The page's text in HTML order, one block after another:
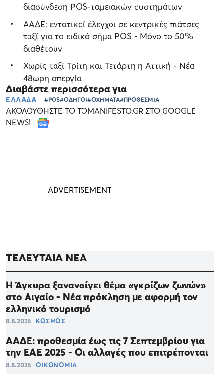
διασύνδεση POS-ταμειακών συστημάτων
ΑΑΔΕ: εντατικοί έλεγχοι σε κεντρικές πιάτσες
ταξί για το ειδικό σήμα POS - Μόνο το 50%
διαθέτουν
Χωρίς ταξί Τρίτη και Τετάρτη η Αττική - Νέα
48ωρη απεργία
Διαβάστε περισσότερα για
ΕΛΛΑΔΑ #POS#ΟΔΗΓΟΙ#ΟΧΗΜΑΤΑ#ΠΡΟΘΕΣΜΙΑ
ΑΚΟΛΟΥΘΗΣΤΕ ΤΟ TOMANIFESTO.GR ΣΤΟ GOOGLE
NEWS!
ΤΕΛΕΥΤΑΙΑ ΝΕΑ
Η Άγκυρα ξανανοίγει θέμα «γκρίζων ζωνών»
στο Αιγαίο - Νέα πρόκληση με αφορμή τον
ελληνικό τουρισμό
8.8.2026 ΚΟΣΜΟΣ
ΑΑΔΕ: προθεσμία έως τις 7 Σεπτεμβρίου για
την ΕΑΕ 2025 - Οι αλλαγές που επιτρέπονται
8.8.2026 ΟΙΚΟΝΟΜΙΑ